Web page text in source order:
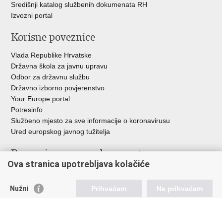
Središnji katalog službenih dokumenata RH
Izvozni portal
Korisne poveznice
Vlada Republike Hrvatske
Državna škola za javnu upravu
Odbor za državnu službu
Državno izborno povjerenstvo
Your Europe portal
Potresinfo
Službeno mjesto za sve informacije o koronavirusu
Ured europskog javnog tužitelja
Poveznice pravosudnog sustava
Državno odvjetništvo
Ured za suzbijanje korupcije i organiziranog kriminaliteta
Ova stranica upotrebljava kolačiće
Nužni Prihvaćam Ne prihvaćam